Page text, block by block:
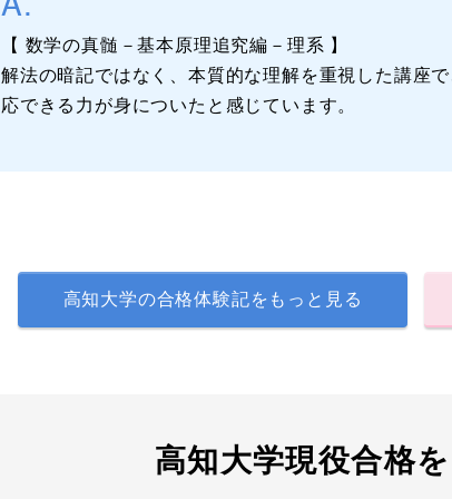
【 数学の真髄－基本原理追究編－理系 】
解法の暗記ではなく、本質的な理解を重視した講座
応できる力が身についたと感じています。
高知大学の合格体験記をもっと見る
高知大学現役合格